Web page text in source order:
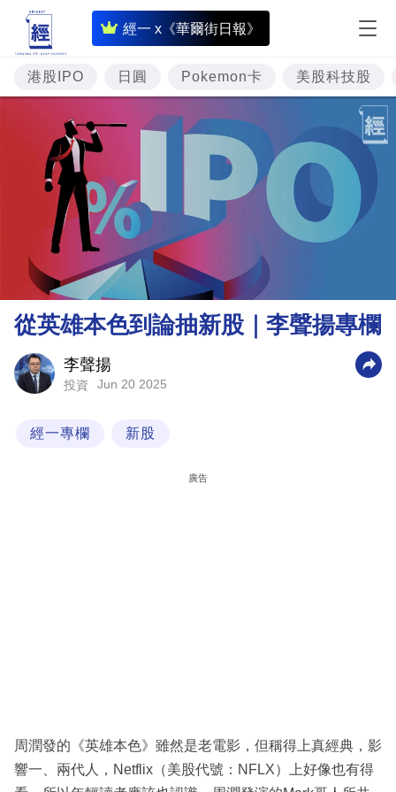
經一 x《華爾街日報》
即
時
財
經
專
投
資
市
理
財
商
業
閱
專
區
港股IPO 日圓 Pokemon卡 美股科技股
從英雄本色到論抽新股｜李聲揚專欄
李聲揚
投資 Jun 20 2025
經一專欄 新股
廣告
周潤發的《英雄本色》雖然是老電影，但稱得上真經典，影
響一、兩代人，Netflix（美股代號：NFLX）上好像也有得